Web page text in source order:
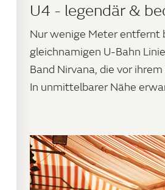
U4 - legendär &
Nur wenige Meter entfernt
gleichnamigen U-Bahn
Band Nirvana, die vor
In unmittelbarer Nähe